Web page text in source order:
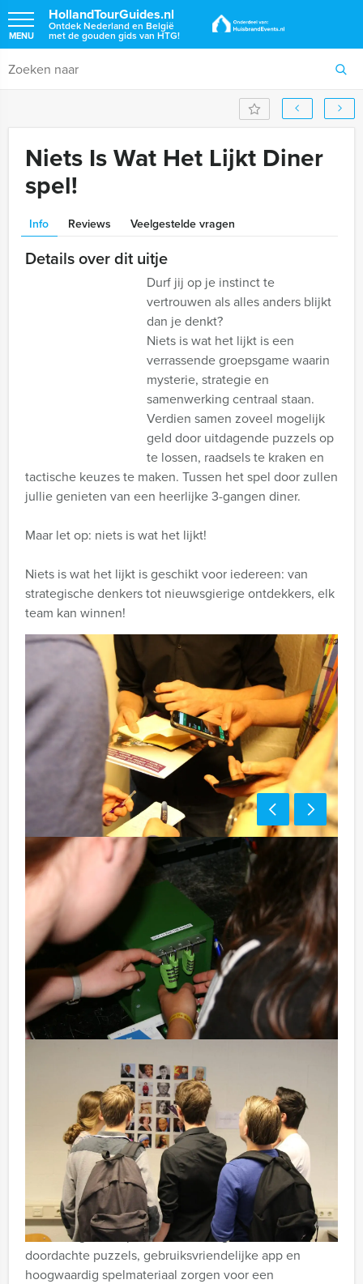
HollandTourGuides.nl
Ontdek Nederland en België
met de gouden gids van HTG!
MENU
Niets Is Wat Het Lijkt Diner
spel!
Info Reviews Veelgestelde vragen
Details over dit uitje
Durf jij op je instinct te
vertrouwen als alles anders blijkt
dan je denkt?
Niets is wat het lijkt is een
verrassende groepsgame waarin
mysterie, strategie en
samenwerking centraal staan.
Verdien samen zoveel mogelijk
geld door uitdagende puzzels op
te lossen, raadsels te kraken en
tactische keuzes te maken. Tussen het spel door zullen
jullie genieten van een heerlijke 3-gangen diner.
Maar let op: niets is wat het lijkt!
Niets is wat het lijkt is geschikt voor iedereen: van
strategische denkers tot nieuwsgierige ontdekkers, elk
team kan winnen!
Waarom Niets is wat het lijkt diner kiezen?
Het doel is helder en (lijkt) gemakkelijk: verdien zoveel
mogelijk geld door het oplossen van puzzels en
raadsels, verspreid over de locatie. Elk juist antwoord
brengt je team dichter bij de overwinning. Maar let op:
foute antwoorden of een fractie te laat invullen levert
verlies op.
Maak jij gebruik van de jokers om geen geld te
verliezen? Of ga je voor de grote groene box?
Wie weet maken ze het verschil tussen winst en
Dit alles in combinatie met een heerlijke 3-gangen
Ideaal voor een origineel bedrijfsuitje of unieke
teambuildingactiviteit. Teams versterken gegarandeerd
hun samenwerking, communicatie en onderlinge
verbinding. Onze professionele begeleiders,
doordachte puzzels, gebruiksvriendelijke app en
hoogwaardig spelmateriaal zorgen voor een